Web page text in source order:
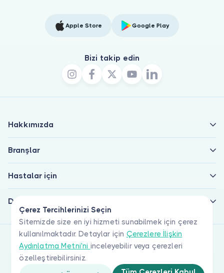
Çerez Tercihlerinizi Seçin
Sitemizde size en iyi hizmeti sunabilmek için çerez
kullanılmaktadır. Detaylar için Çerezlere İlişkin
Aydınlatma Metni'ni inceleyebilir veya çerezleri
özelleştirebilirsiniz.
Apple Store Google Play
Bizi takip edin
Hakkımızda
Branşlar
Hastalar için
Doktorlar için